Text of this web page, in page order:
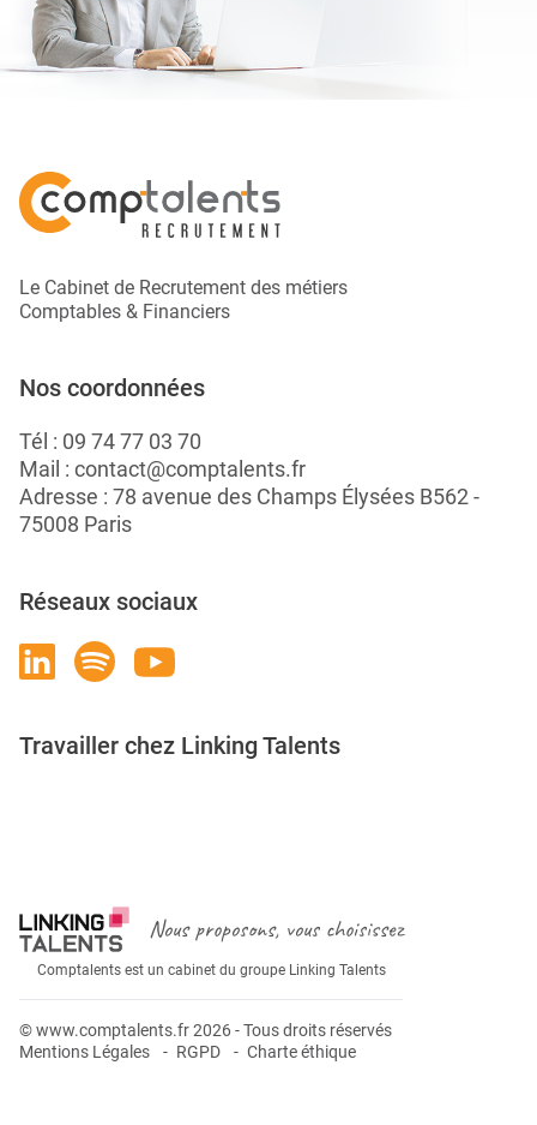
Le Cabinet de Recrutement des métiers
Comptables & Financiers
Nos coordonnées
Tél : 09 74 77 03 70
Mail : contact@comptalents.fr
Adresse : 78 avenue des Champs Élysées B562 -
75008 Paris
Réseaux sociaux
Travailler chez Linking Talents
Nous proposons, vous choisissez
Comptalents est un cabinet du groupe Linking Talents
© www.comptalents.fr 2026 - Tous droits réservés
Mentions Légales
RGPD Charte éthique